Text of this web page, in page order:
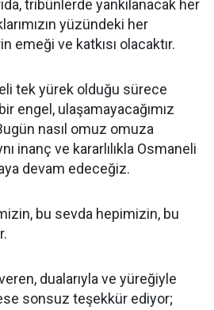
tribünlerde yankılanacak her
yüzündeki her
emeği ve katkısı olacaktır.
tek yürek olduğu sürece
engel, ulaşamayacağımız
nasıl omuz omuza
inanç ve kararlılıkla Osmaneli
devam edeceğiz.
bu sevda hepimizin, bu
dualarıyla ve yüreğiyle
sonsuz teşekkür ediyor;